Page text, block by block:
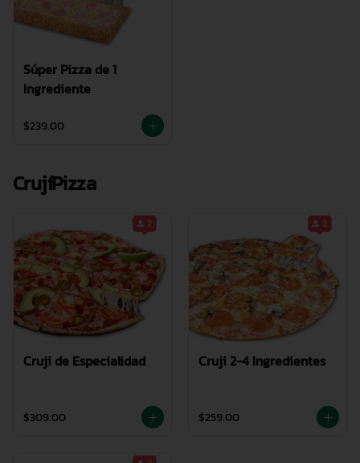
Súper Pizza de 1
Ingrediente
$239.00
CrujíPizza
Cruji de Especialidad
$309.00
Cruji 2-4 Ingredientes
$259.00